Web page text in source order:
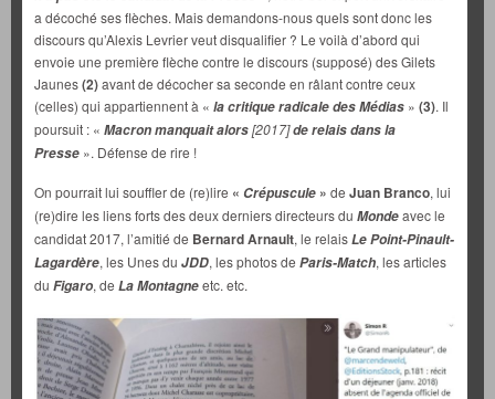
a décoché ses flèches. Mais demandons-nous quels sont donc les
discours qu’Alexis Levrier veut disqualifier ? Le voilà d’abord qui
envoie une première flèche contre le discours (supposé) des Gilets
Jaunes(2)avant de décocher sa seconde en râlant contre ceux
(celles) qui appartiennent à « la critique radicale des Médias » (3). Il
poursuit : « Macron manquait alors[2017]de relais dans la
Presse ». Défense de rire !
On pourrait lui souffler de (re)lire « Crépuscule » de Juan Branco, lui
(re)dire les liens forts des deux derniers directeurs du Mondeavec le
candidat 2017, l’amitié de Bernard Arnault, le relaisLe Point-Pinault-
Lagardère, les Unes du JDD, les photos de Paris-Match, les articles
du Figaro, de La Montagneetc. etc.